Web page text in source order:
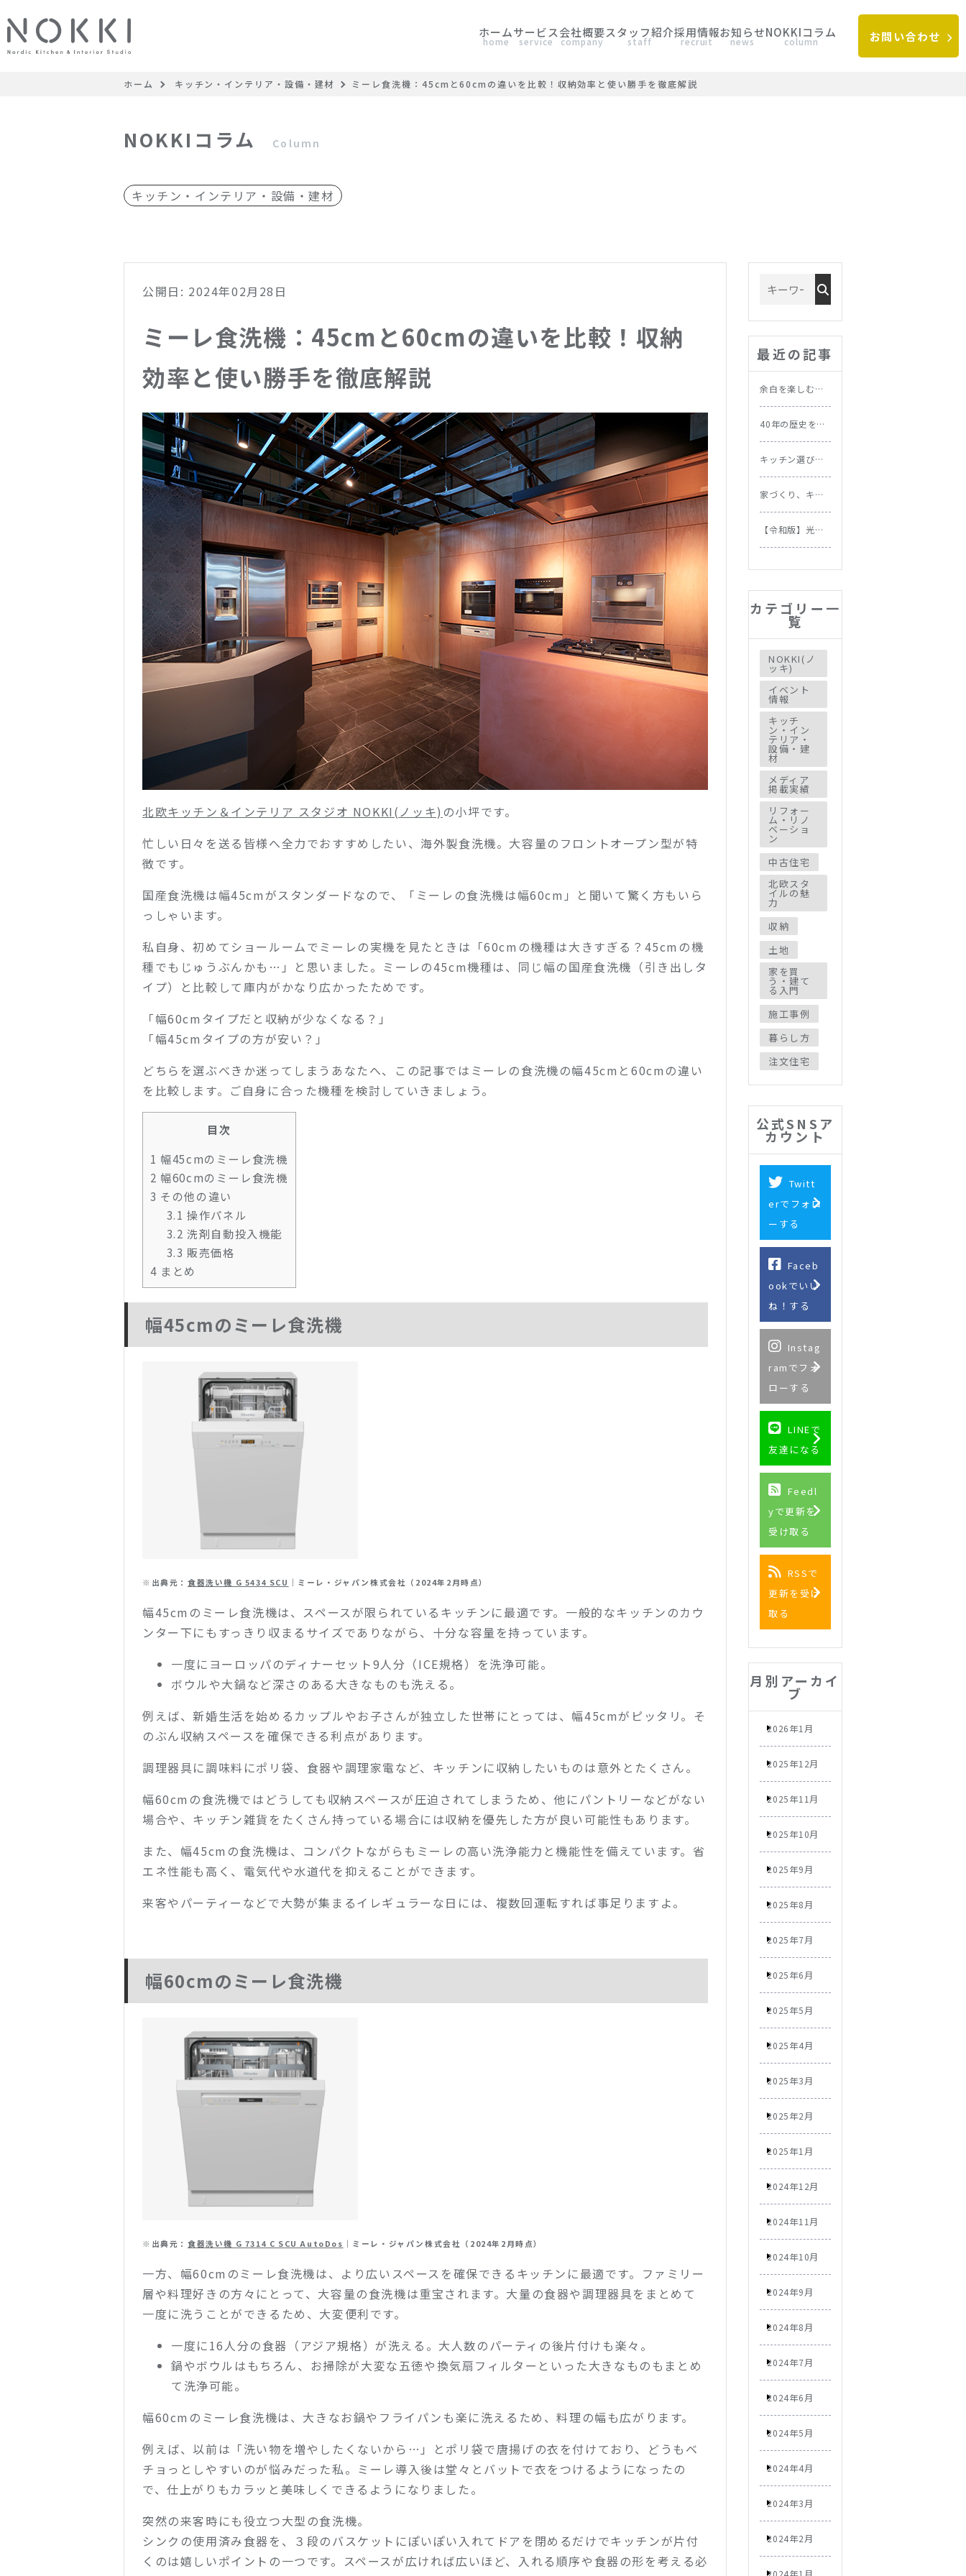
ホーム
home
サービス
service
会社概要
company
スタッフ紹介
staff
採用情報
recruit
お知らせ
news
NOKKIコラム
column お問い合わせ
ホーム キッチン・インテリア・設備・建材 ミーレ食洗機：45cmと60cmの違いを比較！収納効率と使い勝手を徹底解説
NOKKIコラム Column
キッチン・インテリア・設備・建材
公開日: 2024年02月28日
ミーレ食洗機：45cmと60cmの違いを比較！収納
効率と使い勝手を徹底解説
北欧キッチン＆インテリア スタジオ NOKKI(ノッキ) の小坪です。
忙しい日々を送る皆様へ全力でおすすめしたい、海外製食洗機。大容量のフロントオープン型が特
徴です。
国産食洗機は幅45cmがスタンダードなので、「ミーレの食洗機は幅60cm」と聞いて驚く方もいら
っしゃいます。
私自身、初めてショールームでミーレの実機を見たときは「60cmの機種は大きすぎる？45cmの機
種でもじゅうぶんかも…」と思いました。ミーレの45cm機種は、同じ幅の国産食洗機（引き出しタ
イプ）と比較して庫内がかなり広かったためです。
「幅60cmタイプだと収納が少なくなる？」
「幅45cmタイプの方が安い？」
どちらを選ぶべきか迷ってしまうあなたへ、この記事ではミーレの食洗機の幅45cmと60cmの違い
を比較します。ご自身に合った機種を検討していきましょう。
目次
1 幅45cmのミーレ食洗機
2 幅60cmのミーレ食洗機
3 その他の違い
3.1 操作パネル
3.2 洗剤自動投入機能
3.3 販売価格
4 まとめ
幅45cmのミーレ食洗機
※出典元： 食器洗い機 G 5434 SCU ｜ミーレ・ジャパン株式会社（2024年2月時点）
幅45cmのミーレ食洗機は、スペースが限られているキッチンに最適です。一般的なキッチンのカウ
ンター下にもすっきり収まるサイズでありながら、十分な容量を持っています。
一度にヨーロッパのディナーセット9人分（ICE規格）を洗浄可能。
ボウルや大鍋など深さのある大きなものも洗える。
例えば、新婚生活を始めるカップルやお子さんが独立した世帯にとっては、幅45cmがピッタリ。そ
のぶん収納スペースを確保できる利点があります。
調理器具に調味料にポリ袋、食器や調理家電など、キッチンに収納したいものは意外とたくさん。
幅60cmの食洗機ではどうしても収納スペースが圧迫されてしまうため、他にパントリーなどがない
場合や、キッチン雑貨をたくさん持っている場合には収納を優先した方が良い可能性もあります。
また、幅45cmの食洗機は、コンパクトながらもミーレの高い洗浄能力と機能性を備えています。省
エネ性能も高く、電気代や水道代を抑えることができます。
来客やパーティーなどで大勢が集まるイレギュラーな日には、複数回運転すれば事足りますよ。
幅60cmのミーレ食洗機
※出典元： 食器洗い機 G 7314 C SCU AutoDos ｜ミーレ・ジャパン株式会社（2024年2月時点）
一方、幅60cmのミーレ食洗機は、より広いスペースを確保できるキッチンに最適です。ファミリー
層や料理好きの方々にとって、大容量の食洗機は重宝されます。大量の食器や調理器具をまとめて
一度に洗うことができるため、大変便利です。
一度に16人分の食器（アジア規格）が洗える。大人数のパーティの後片付けも楽々。
鍋やボウルはもちろん、お掃除が大変な五徳や換気扇フィルターといった大きなものもまとめ
て洗浄可能。
幅60cmのミーレ食洗機は、大きなお鍋やフライパンも楽に洗えるため、料理の幅も広がります。
例えば、以前は「洗い物を増やしたくないから…」とポリ袋で唐揚げの衣を付けており、どうもベ
チョっとしやすいのが悩みだった私。ミーレ導入後は堂々とバットで衣をつけるようになったの
で、仕上がりもカラッと美味しくできるようになりました。
突然の来客時にも役立つ大型の食洗機。
シンクの使用済み食器を、３段のバスケットにぽいぽい入れてドアを閉めるだけでキッチンが片付
くのは嬉しいポイントの一つです。スペースが広ければ広いほど、入れる順序や食器の形を考える必
最近の記事
余白を楽しむ北
取り入れたい習
慣
40年の歴史を持
ーション｜施工
事例
キッチン選びで
法と選び方
家づくり、キッ
案する理想の家
づくりの順番
【令和版】光熱
きる住まいの省
機の節約効果を
徹底比較
カテゴリー一
覧
NOKKI(ノ
ッキ)
イベント
情報
キッチ
ン・イン
テリア・
設備・建
材
メディア
掲載実績
リフォー
ム・リノ
ベーショ
ン
中古住宅
北欧スタ
イルの魅
力
収納
土地
家を買
う・建て
る入門
施工事例
暮らし方
注文住宅
公式SNSア
カウント
Twitt
erでフォロ
ーする
Faceb
ookでいい
ね！する
Instag
ramでフォ
ローする
LINEで
友達になる
Feedl
yで更新を
受け取る
RSSで
更新を受け
取る
月別アーカイ
ブ
2026年1月
2025年12月
2025年11月
2025年10月
2025年9月
2025年8月
2025年7月
2025年6月
2025年5月
2025年4月
2025年3月
2025年2月
2025年1月
2024年12月
2024年11月
2024年10月
2024年9月
2024年8月
2024年7月
2024年6月
2024年5月
2024年4月
2024年3月
2024年2月
2024年1月